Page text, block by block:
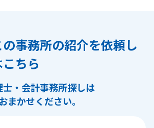
事務所の紹介を依頼し
ちら
士・会計事務所探しは
まかせください。